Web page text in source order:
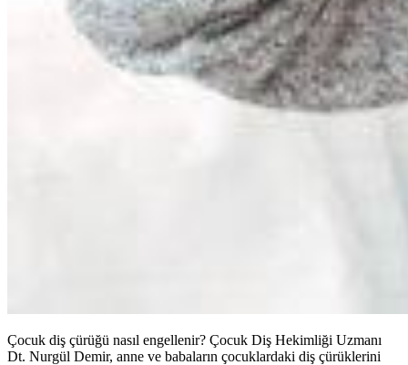
Çocuk diş çürüğü nasıl engellenir? Çocuk Diş Hekimliği Uzmanı
Dt. Nurgül Demir, anne ve babaların çocuklardaki diş çürüklerini